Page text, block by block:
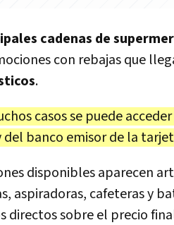
cadenas de
con rebajas que
.
casos se puede
banco emisor de la
disponibles aparecen
aspiradoras, cafeteras y
directos sobre el precio